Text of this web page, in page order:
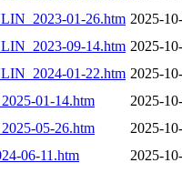
01-26.htm 2025-
09-14.htm 2025-
01-22.htm 2025-
01-14.htm
2025-
05-26.htm
2025-
06-11.htm
2025-